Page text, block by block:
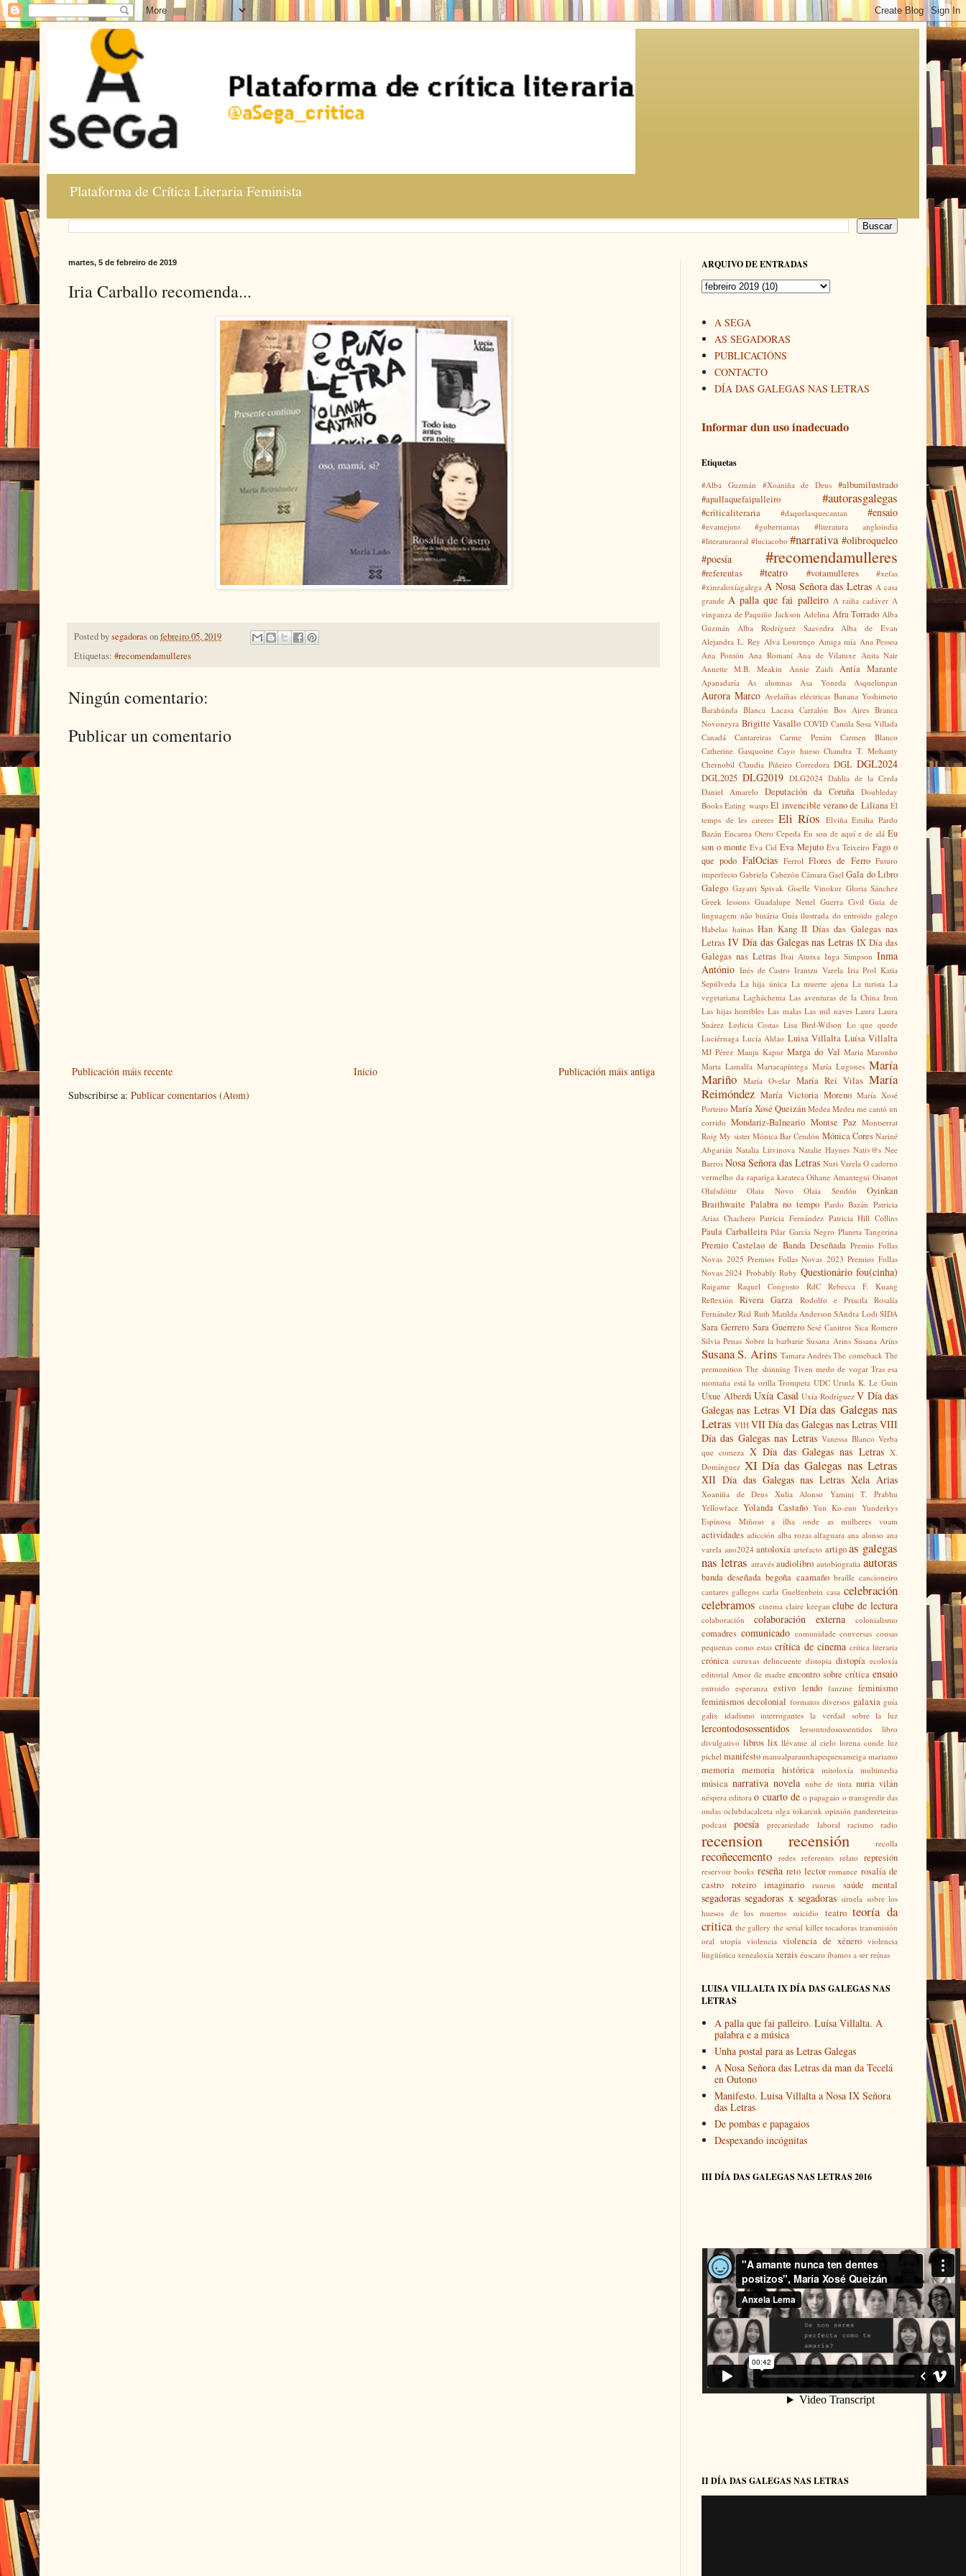
Plataforma de Crítica Literaria Feminista
martes, 5 de febreiro de 2019
Iria Carballo recomenda...
Posted bysegadorasonfebreiro 05, 2019
Etiquetas: #recomendamulleres
Ningún comentario:
Publicar un comentario
Publicación máis recente Publicación máis antiga
Inicio
Subscribirse a: Publicar comentarios (Atom)
ARQUIVO DE ENTRADAS
A SEGA
AS SEGADORAS
PUBLICACIÓNS
CONTACTO
DÍA DAS GALEGAS NAS LETRAS
Informar dun uso inadecuado
Etiquetas
#Alba Guzmán #Xoaniña de Deus
#albumilustrado
#apallaquefaipalleiro
#autorasgalegas
#críticaliteraria #daquelasquecantan #ensaio
#evamejuto #gobernantas
#literatura angloindia
#literaturaoral #luciacobo #narrativa #olibroqueleo
#poesía
#recomendamulleres
#referentas #teatro #votamulleres
#xefas
#xinealoxíagalega A Nosa Señora das Letras A casa
grande A palla que fai palleiro A raíña cadáver A
vinganza de Paquiño Jackson Adelina Afra Torrado Alba
Guzmán
Alba Rodríguez Saavedra
Alba de Evan
Alejandra L. Rey Alva Lourenço Amiga mía Ana Pessoa
Ana Pontón Ana Romaní Ana de Vilatuxe Anita Nair
Annette M.B. Meakin
Annie Zaidi Antía Marante
Apanadaría As alumnas Asa Yoneda Asquelimpan
Aurora Marco Avelaíñas eléctricas Banana Yoshimoto
Barahúnda Blanca Lacasa Carralón Bos Aires Branca
Novoneyra Brigitte Vasallo COVID Camila Sosa Villada
Canadá
Cantareiras Carme Penim
Carmen Blanco
Catherine Gasquoine Cayo hueso Chandra T. Mohanty
Chernobil Claudia Piñeiro Corredora DGL DGL2024
DGL2025 DLG2019 DLG2024 Dahlia de la Cerda
Daniel Amarelo Deputación da Coruña Doubleday
Books Eating wasps El invencible verano de Liliana El
temps de les cireres Eli Ríos Elviña Emilia Pardo
Bazán Encarna Otero Cepeda Eu son de aquí e de alá Eu
son o monte Eva Cid Eva Mejuto Eva Teixeiro Fago o
que podo FalOcias Ferrol Flores de Ferro Futuro
imperfecto Gabriela Cabezón Cámara Gael Gala do Libro
Galego Gayatri Spivak Giselle Vinokur Gloria Sánchez
Greek lessons Guadalupe Nettel Guerra Civil Guia de
linguagem não binária Guía ilustrada do entroido galego
Habelas hainas Han Kang II Días das Galegas nas
Letras IV Día das Galegas nas Letras IX Día das
Galegas nas Letras Ibai Atutxa Inga Simpson Inma
António Inés de Castro Irantzu Varela Iria Prol Katia
Sepúlveda La hija única La muerte ajena La turista La
vegetariana Lagháchema Las aventuras de la China Iron
Las hijas horribles Las malas Las mil naves Laura Laura
Suárez Ledicia Costas Lisa Bird-Wilson Lo que quede
Luciérnaga Lucía Aldao Luisa Villalta Luísa Villalta
MJ Pérez Manju Kapur Marga do Val Maria Maronho
Marta Lamalfa Martaeapíntega María Lugones María
Mariño María Ovelar María Rei Vilas María
Reimóndez María Victoria Moreno María Xosé
Porteiro María Xosé Queizán Medea Medea me cantó un
corrido Mondariz-Balneario Montse Paz Montserrat
Roig My sister Mónica Bar Cendón Mónica Cores Nariné
Abgarián Natalia Litvinova Natalie Haynes Nativ@s Nee
Barros Nosa Señora das Letras Nuri Varela O caderno
vermelho da rapariga karateca Oihane Amantegui Oisanot
Olafsdóttir
Olaia Novo Olaia Sendón
Oyinkan
Braithwaite Palabra no tempo Pardo Bazán Patricia
Arias Chachero Patricia Fernández Patricia Hill Collins
Paula Carballeira Pilar García Negro Planeta Tangerina
Premio Castelao de Banda Deseñada Premio Follas
Novas 2025 Premios Follas Novas 2023 Premios Follas
Novas 2024 Probably Ruby Questionário fou(cinha)
Raigame Raquel Congosto RdC
Rebecca F. Kuang
Reflexión
Rivera Garza Rodolfo e Priscila
Rosalía
Fernández Rial Ruth Matilda Anderson SAndra Lodi SIDA
Sara Gerrero Sara Guerrero Sesé Canitrot Sica Romero
Silvia Penas Sobre la barbarie Susana Arins Susana Aríns
Susana S. Arins Tamara Andrés The comeback The
premonition The shinning Tiven medo de vogar Tras esa
montaña está la orilla Trompeta UDC Ursula K. Le Guin
Uxue Alberdi Uxía Casal Uxía Rodríguez V Día das
Galegas nas Letras VI Día das Galegas nas
Letras VIH VII Día das Galegas nas Letras VIII
Día das Galegas nas Letras Vanessa Blanco Verba
que comeza X Día das Galegas nas Letras X.
Domínguez XI Día das Galegas nas Letras
XII Día das Galegas nas Letras Xela Arias
Xoaniña de Deus Xulia Alonso
Yamini T. Prabhu
Yellowface Yolanda Castaño Yun Ko-eun Yunderkys
Espinosa Miñoso
a ilha onde as mulheres voam
actividades adicción alba rozas alfaguara ana alonso ana
varela ano2024 antoloxía artefacto artigo as galegas
nas letras através audiolibro autobiografia autoras
banda deseñada begoña caamaño braille cancioneiro
cantares gallegos carla Guelfenbein casa celebración
celebramos cinema claire keegan clube de lectura
colaboración colaboración externa colonialismo
comadres comunicado comunidade conversas cousas
pequenas como estas crítica de cinema crítica literaria
crónica curuxas delincuente distopia distopía ecoloxía
editorial Amor de madre encontro sobre crítica ensaio
entroido esperanza estivo lendo fanzine feminismo
feminismos decolonial formatos diversos galaxia guía
galix
idadismo interrogantes la verdad sobre la luz
lercontodosossentidos lersontodosossentidos
libro
divulgativo libros lix llévame al cielo lorena conde luz
pichel manifesto manualparaunhapequenameiga mariamo
memoria memoria histórica mitoloxía multimedia
música narrativa novela nube de tinta nuria vilán
néspera editora o cuarto de o papagaio o transgredir das
ondas oclubdacalceta olga tokarcuk opinión pandereteiras
podcast
poesía precariedade laboral racismo radio
recension recensión recolla
recoñecemento redes referentes relato represión
reservoir books reseña reto lector romance rosalía de
castro
roteiro imaginario runrun saúde mental
segadoras segadoras x segadoras siruela sobre los
huesos de los muertos suicidio teatro teoría da
critica the gallery the serial killer tocadoras transmisión
oral utopía violencia violencia de xénero violencia
lingüística xenealoxía xerais éuscaro íbamos a ser reínas
LUISA VILLALTA IX DÍA DAS GALEGAS NAS
LETRAS
A palla que fai palleiro. Luísa Villalta. A
palabra e a música
Unha postal para as Letras Galegas
A Nosa Señora das Letras da man da Tecelá
en Outono
Manifesto. Luisa Villalta a Nosa IX Señora
das Letras
De pombas e papagaios
Despexando incógnitas
III DÍA DAS GALEGAS NAS LETRAS 2016
II DÍA DAS GALEGAS NAS LETRAS